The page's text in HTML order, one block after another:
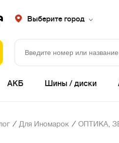
Выберите город
АКБ Шины / диски
/ Для Иномарок / ОПТИКА,